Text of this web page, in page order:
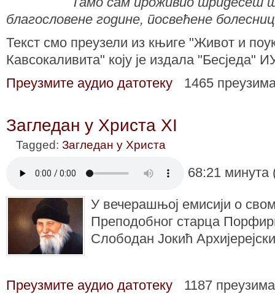
благословене године, посвећене
Текст смо преузели из књиге "Живот и
Кавсокаливита" коју је издала "Бесједа"
Преузмите аудио датотеку
1465
Загледан у Христа XI
Tagged: Загледан у Христа
68:21
У вечерашњој емисији о
Преподобног старца
Слободан Јокић
Преузмите аудио датотеку 1187